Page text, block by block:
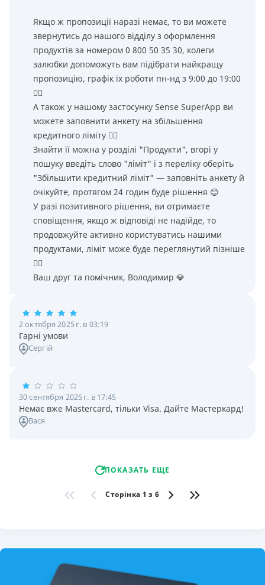
Якщо ж пропозиції наразі немає, то ви можете
звернутись до нашого відділу з оформлення
продуктів за номером 0 800 50 35 30, колеги
залюбки допоможуть вам підібрати найкращу
пропозицію, графік їх роботи пн-нд з 9:00 до 19:00
👌🏻
А також у нашому застосунку Sense SuperApp ви
можете заповнити анкету на збільшення
кредитного ліміту 👌🏻
Знайти її можна у розділі "Продукти", вгорі у
пошуку введіть слово "ліміт" і з переліку оберіть
"Збільшити кредитний ліміт" — заповніть анкету й
очікуйте, протягом 24 годин буде рішення 😊
У разі позитивного рішення, ви отримаєте
сповіщення, якщо ж відповіді не надійде, то
продовжуйте активно користуватись нашими
продуктами, ліміт може буде переглянутий пізніше
👌🏻
Ваш друг та помічник, Володимир 💎
2 октября 2025 г. в 03:19
Гарні умови
Сергій
30 сентября 2025 г. в 17:45
Немає вже Mastercard, тільки Visa. Дайте Мастеркард!
Вася
ПОКАЗАТЬ ЕЩЕ
Сторінка 1 з 6